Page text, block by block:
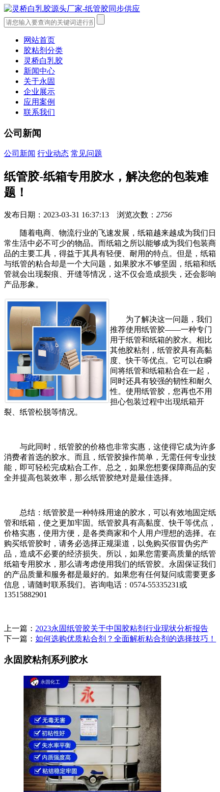
网站首页
胶粘剂分类
灵桥白乳胶
新闻中心
关于永固
企业展示
应用案例
联系我们
公司新闻
公司新闻 行业动态 常见问题
纸管胶-纸箱专用胶水，解决您的包装难
题！
发布日期：2023-03-31 16:37:13 浏览次数： 2756
随着电商、物流行业的飞速发展，纸箱越来越成为我们日
常生活中必不可少的物品。而纸箱之所以能够成为我们包装商
品的主要工具，得益于其具有轻便、耐用的特点。但是，纸箱
与纸管的粘合却是一个大问题，如果胶水不够坚固，纸箱和纸
管就会出现裂痕、开缝等情况，这不仅会造成损失，还会影响
产品形象。
为了解决这一问题，我们
推荐使用纸管胶——一种专门
用于纸管和纸箱的胶水。相比
其他胶粘剂，纸管胶具有高黏
度、快干等优点。它可以在瞬
间将纸管和纸箱粘合在一起，
同时还具有较强的韧性和耐久
性。使用纸管胶，您再也不用
担心包装过程中出现纸箱开
裂、纸管松脱等情况。
与此同时，纸管胶的价格也非常实惠，这使得它成为许多
消费者首选的胶水。而且，纸管胶操作简单，无需任何专业技
能，即可轻松完成粘合工作。总之，如果您想要保障商品的安
全并提高包装效率，那么纸管胶绝对是最佳选择。
总结：纸管胶是一种特殊用途的胶水，可以有效地固定纸
管和纸箱，使之更加牢固。纸管胶具有高黏度、快干等优点，
价格实惠，使用方便，是各类商家和个人用户理想的选择。在
购买纸管胶时，请务必选择正规渠道，以免购买假冒伪劣产
品，造成不必要的经济损失。所以，如果您需要高质量的纸管
纸箱专用胶水，那么请考虑使用我们的纸管胶。永固保证我们
的产品质量和服务都是最好的。如果您有任何疑问或需要更多
信息，请随时联系我们。咨询电话：0574-55335231或
13515882901
上一篇： 2023永固纸管胶关于中国胶粘剂行业现状分析报告
下一篇： 如何选购优质粘合剂？全面解析粘合剂的选择技巧！
永固胶粘剂系列胶水